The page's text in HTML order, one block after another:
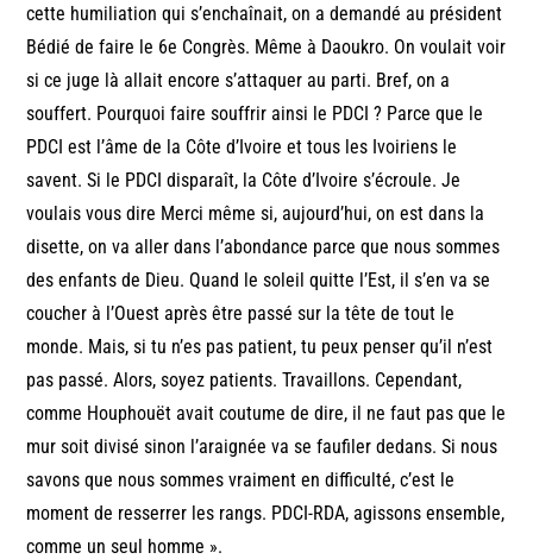
cette humiliation qui s’enchaînait, on a demandé au président
Bédié de faire le 6e Congrès. Même à Daoukro. On voulait voir
si ce juge là allait encore s’attaquer au parti. Bref, on a
souffert. Pourquoi faire souffrir ainsi le PDCI ? Parce que le
PDCI est l’âme de la Côte d’Ivoire et tous les Ivoiriens le
savent. Si le PDCI disparaît, la Côte d’Ivoire s’écroule. Je
voulais vous dire Merci même si, aujourd’hui, on est dans la
disette, on va aller dans l’abondance parce que nous sommes
des enfants de Dieu. Quand le soleil quitte l’Est, il s’en va se
coucher à l’Ouest après être passé sur la tête de tout le
monde. Mais, si tu n’es pas patient, tu peux penser qu’il n’est
pas passé. Alors, soyez patients. Travaillons. Cependant,
comme Houphouët avait coutume de dire, il ne faut pas que le
mur soit divisé sinon l’araignée va se faufiler dedans. Si nous
savons que nous sommes vraiment en difficulté, c’est le
moment de resserrer les rangs. PDCI-RDA, agissons ensemble,
comme un seul homme ».